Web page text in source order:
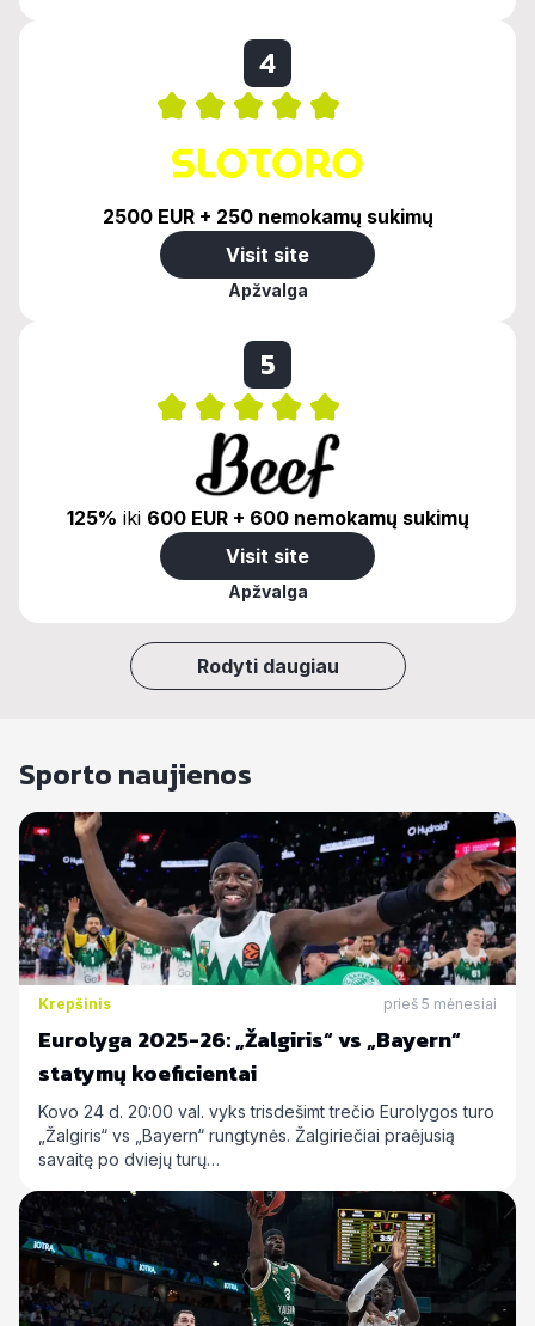
4
2500 EUR + 250 nemokamų sukimų
Visit site
Apžvalga
5
125% iki 600 EUR + 600 nemokamų sukimų
Visit site
Apžvalga
Rodyti daugiau
Sporto naujienos
Krepšinis prieš 5 mėnesiai
Eurolyga 2025-26: „Žalgiris“ vs „Bayern“
statymų koeficientai
Kovo 24 d. 20:00 val. vyks trisdešimt trečio Eurolygos turo
„Žalgiris“ vs „Bayern“ rungtynės. Žalgiriečiai praėjusią
savaitę po dviejų turų…